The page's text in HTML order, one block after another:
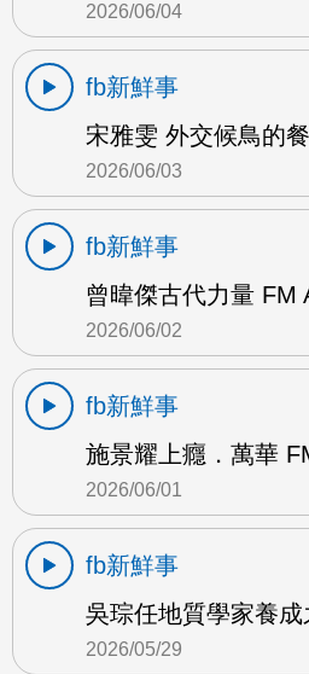
2026/06/04
fb新鮮事
宋雅雯 外交候鳥的
2026/06/03
fb新鮮事
曾暐傑古代力量 FM
2026/06/02
fb新鮮事
施景耀上癮．萬華
2026/06/01
fb新鮮事
吳琮任地質學家養成
2026/05/29